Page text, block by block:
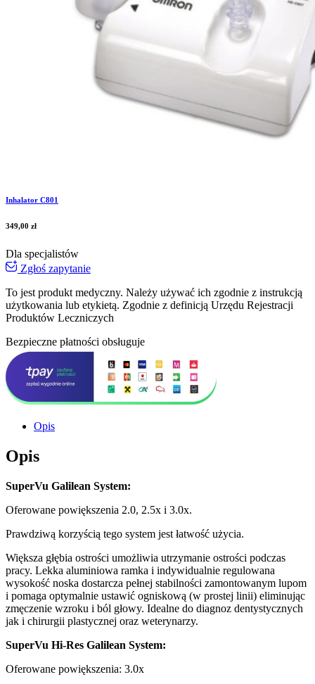
Inhalator C801
349,00 zł
Dla specjalistów
Zgłoś zapytanie
To jest produkt medyczny. Należy używać ich zgodnie z instrukcją
użytkowania lub etykietą. Zgodnie z definicją Urzędu Rejestracji
Produktów Leczniczych
Bezpieczne płatności obsługuje
Opis
Opis
SuperVu Galilean System:
Oferowane powiększenia 2.0, 2.5x i 3.0x.
Prawdziwą korzyścią tego system jest łatwość użycia.
Większa głębia ostrości umożliwia utrzymanie ostrości podczas
pracy. Lekka aluminiowa ramka i indywidualnie regulowana
wysokość noska dostarcza pełnej stabilności zamontowanym lupom
i pomaga optymalnie ustawić ogniskową (w prostej linii) eliminując
zmęczenie wzroku i ból głowy. Idealne do diagnoz dentystycznych
jak i chirurgii plastycznej oraz weterynarzy.
SuperVu Hi-Res Galilean System:
Oferowane powiększenia: 3.0x